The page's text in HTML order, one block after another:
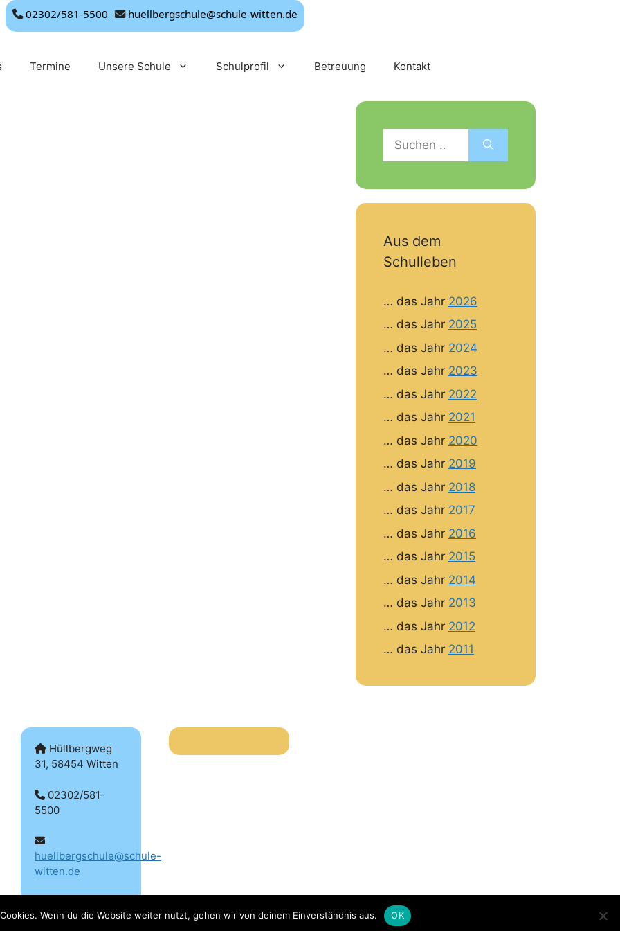
02302/581-5500 huellbergschule@schule-witten.de
Termine Unsere Schule Schulprofil Betreuung Kontakt
nach:
Aus dem
Schulleben
… das Jahr 2026
… das Jahr 2025
… das Jahr 2024
… das Jahr 2023
… das Jahr 2022
… das Jahr 2021
… das Jahr 2020
… das Jahr 2019
… das Jahr 2018
… das Jahr 2017
… das Jahr 2016
… das Jahr 2015
… das Jahr 2014
… das Jahr 2013
… das Jahr 2012
… das Jahr 2011
Hüllbergweg
31, 58454 Witten
02302/581-
5500
huellbergschule@schule-
witten.de
Wenn du die Website weiter nutzt, gehen wir von deinem Einverständnis aus. OK